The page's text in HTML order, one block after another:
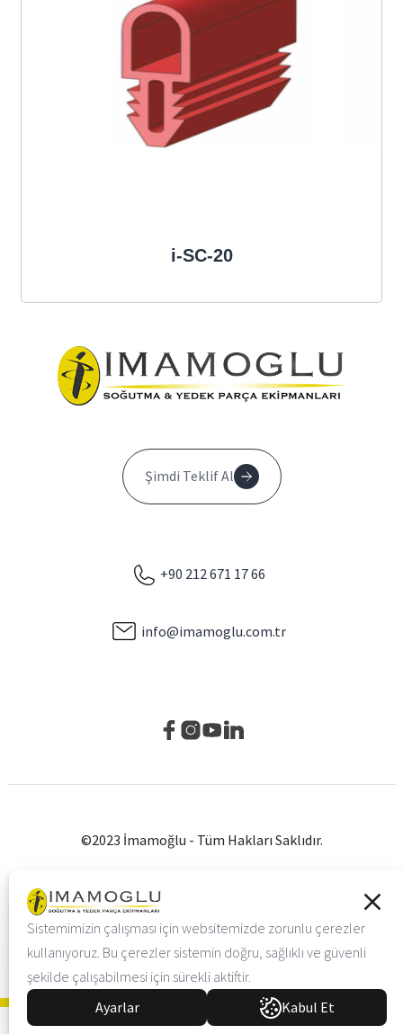
Sistemimizin çalışması için websitemizde zorunlu çerezler
kullanıyoruz. Bu çerezler sistemin doğru, sağlıklı ve güvenli
şekilde çalışabilmesi için sürekli aktiftir.
Ayarlar
Kabul Et
i-SC-20
Şimdi Teklif Al
+90 212 671 17 66
info@imamoglu.com.tr
©2023 İmamoğlu - Tüm Hakları Saklıdır.
KVKK ve Aydınlatma Metni